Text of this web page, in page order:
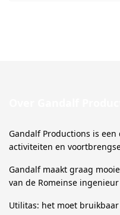
Gandalf Productions is
activiteiten en
Gandalf maakt graag
van de Romeinse
Utilitas: het moet